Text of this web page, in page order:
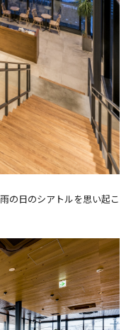
の日のシアトルを思い起こ